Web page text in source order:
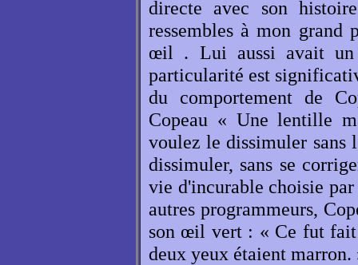
directe avec son
ressembles à mon grand
œil . Lui aussi avait
particularité est
du comportement de
Copeau « Une lentille
voulez le dissimuler sans
dissimuler, sans se
vie d'incurable choisie par
autres programmeurs,
son œil vert : « Ce fut fait
deux yeux étaient marron.